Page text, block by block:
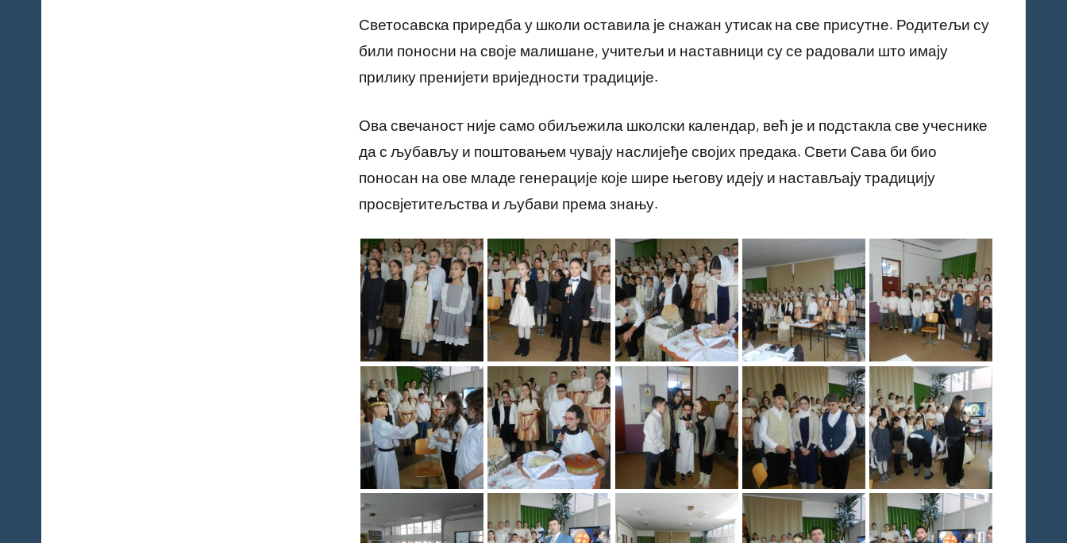
Светосавска приредба у школи оставила је снажан утисак на све присутне. Родитељи су
били поносни на своје малишане, учитељи и наставници су се радовали што имају
прилику пренијети вриједности традиције.
Ова свечаност није само обиљежила школски календар, већ је и подстакла све учеснике
да с љубављу и поштовањем чувају наслијеђе својих предака. Свети Сава би био
поносан на ове младе генерације које шире његову идеју и настављају традицију
просвјетитељства и љубави према знању.